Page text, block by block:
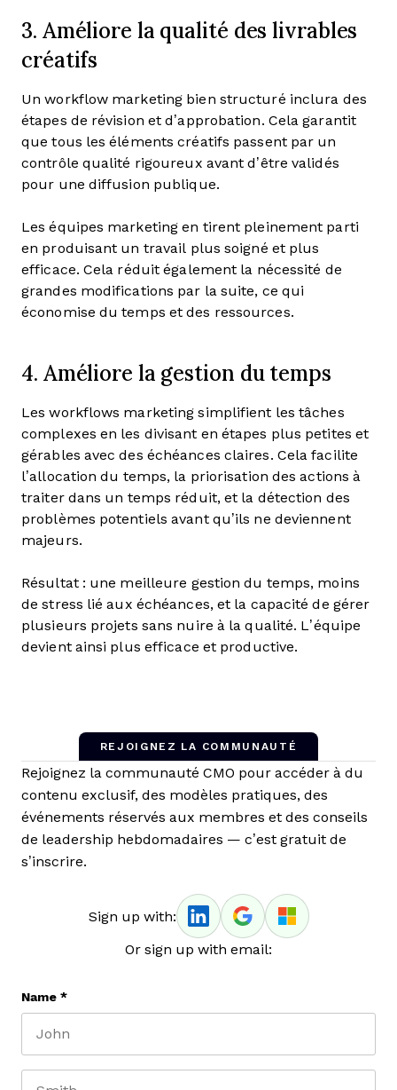
3. Améliore la qualité des livrables
créatifs
Un workflow marketing bien structuré inclura des
étapes de révision et d’approbation. Cela garantit
que tous les éléments créatifs passent par un
contrôle qualité rigoureux avant d’être validés
pour une diffusion publique.
Les équipes marketing en tirent pleinement parti
en produisant un travail plus soigné et plus
efficace. Cela réduit également la nécessité de
grandes modifications par la suite, ce qui
économise du temps et des ressources.
4. Améliore la gestion du temps
Les workflows marketing simplifient les tâches
complexes en les divisant en étapes plus petites et
gérables avec des échéances claires. Cela facilite
l’allocation du temps, la priorisation des actions à
traiter dans un temps réduit, et la détection des
problèmes potentiels avant qu’ils ne deviennent
majeurs.
Résultat : une meilleure gestion du temps, moins
de stress lié aux échéances, et la capacité de gérer
plusieurs projets sans nuire à la qualité. L’équipe
devient ainsi plus efficace et productive.
REJOIGNEZ LA COMMUNAUTÉ
Rejoignez la communauté CMO pour accéder à du
contenu exclusif, des modèles pratiques, des
événements réservés aux membres et des conseils
de leadership hebdomadaires — c’est gratuit de
s’inscrire.
Sign up with:
Or sign up with email:
Name *